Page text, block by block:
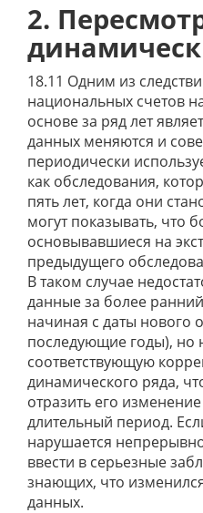
2.
18.11 Одним из
национальных счетов
основе за ряд лет
данных меняются и
периодически
как обследования,
пять лет, когда они
могут показывать, что
основывавшиеся на
предыдущего
В таком случае
данные за более
начиная с даты нового
последующие годы), но
соответствующую
динамического ряда,
отразить его
длительный период.
нарушается
ввести в серьезные
знающих, что
данных.